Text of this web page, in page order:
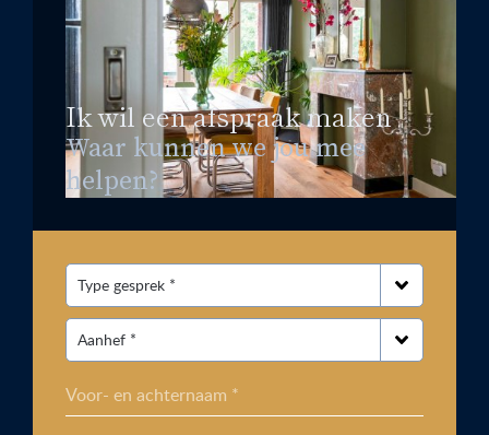
Ik wil een afspraak maken
Waar kunnen we jou mee
helpen?
Voor- en achternaam *